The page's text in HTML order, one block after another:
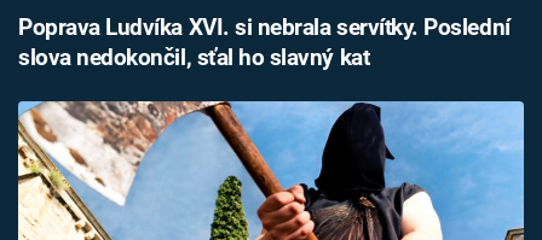
Poprava Ludvíka XVI. si nebrala servítky. Poslední
slova nedokončil, sťal ho slavný kat